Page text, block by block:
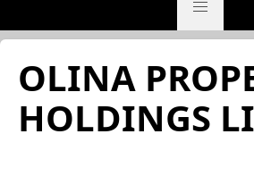
OLINA
HOLDINGS